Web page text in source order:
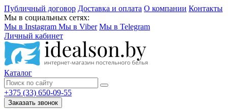
Публичный договор Доставка и оплата О компании Контакты
Мы в социальных сетях:
Мы в Instagram Мы в Viber Мы в Telegram
Личный кабинет
Каталог
+375 (33) 650-09-55
Заказать звонок